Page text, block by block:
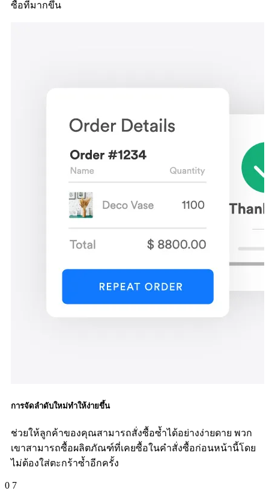
ซื้อที่มากขึ้น
การจัดลำดับใหม่ทำให้ง่ายขึ้น
ช่วยให้ลูกค้าของคุณสามารถสั่งซื้อซ้ำได้อย่างง่ายดาย พวก
เขาสามารถซื้อผลิตภัณฑ์ที่เคยซื้อในคำสั่งซื้อก่อนหน้านี้โดย
ไม่ต้องใส่ตะกร้าซ้ำอีกครั้ง
0 7